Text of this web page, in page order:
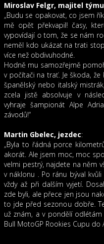
Miroslav Felgr, majitel týmu
„Budu se opakovat, co jsem
mě opět překvapil! časy,
vypovídají o tom, že se nám
neměl kdo ukázat na trati
více než obdivuhodné.
Hodně mu samozřejmě
v počítači na trať. Je škoda,
španělský nebo italský
zcela jistě absolvuje v
vyhraje šampionát Alpe
závodů!“
Martin Gbelec, jezdec:
„Byla to řádná porce
akorát. Ale jsem moc, moc
velmi pestrý, najdete na něm
v náklonu . Po ránu býval
vždy až při dalším vyjetí.
zde byli, ale přece jen jsou
to jde před sezonou dobře.
už znám, a v pondělí
Bull MotoGP Rookies Cupu do